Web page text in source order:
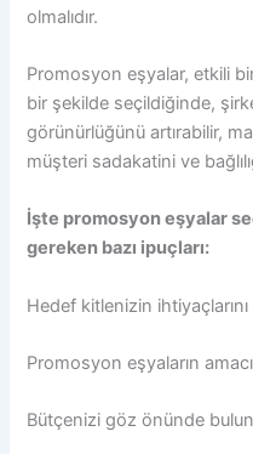
olmalıdır.
Promosyon eşyalar, etkili
bir şekilde seçildiğinde,
görünürlüğünü artırabilir,
müşteri sadakatini ve
İşte promosyon eşyalar
gereken bazı ipuçları:
Hedef kitlenizin
Promosyon eşyaların
Bütçenizi göz önünde